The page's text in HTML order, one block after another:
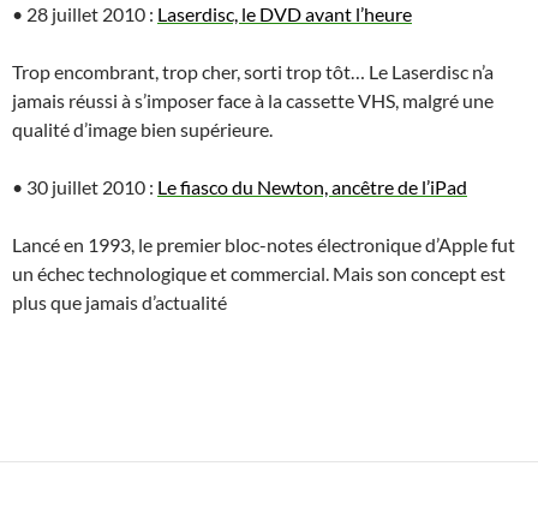
• 28 juillet 2010 : Laserdisc, le DVD avant l’heure
Trop encombrant, trop cher, sorti trop tôt… Le Laserdisc n’a
jamais réussi à s’imposer face à la cassette VHS, malgré une
qualité d’image bien supérieure.
• 30 juillet 2010 : Le fiasco du Newton, ancêtre de l’iPad
Lancé en 1993, le premier bloc-notes électronique d’Apple fut
un échec technologique et commercial. Mais son concept est
plus que jamais d’actualité